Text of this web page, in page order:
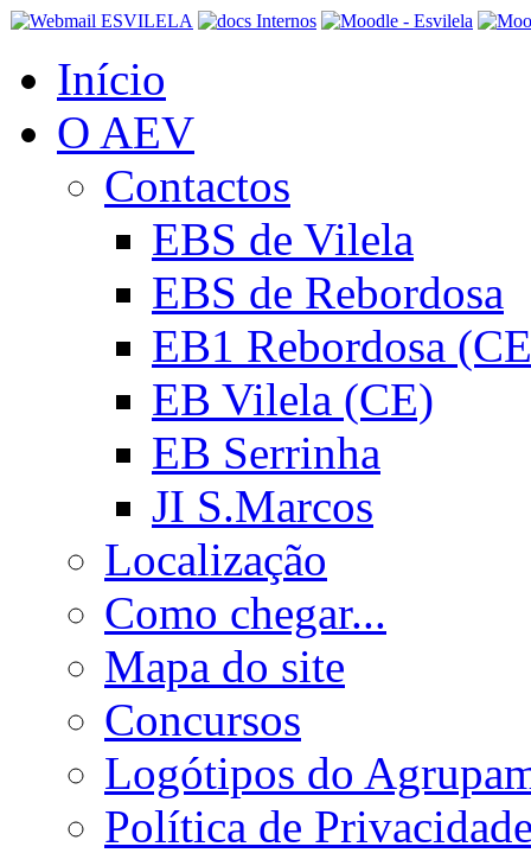
Início
O AEV
Contactos
EBS de Vilela
EBS de Rebordosa
EB1 Rebordosa
EB Vilela (CE)
EB Serrinha
JI S.Marcos
Localização
Como chegar...
Mapa do site
Concursos
Logótipos do
Política de